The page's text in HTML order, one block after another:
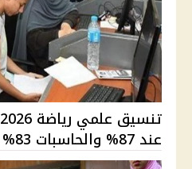
عند 87% والحاسبات 83% وأماكن بال...